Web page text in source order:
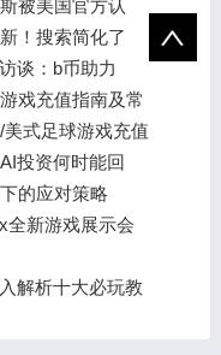
被美国官方认
！搜索简化了
谈：b币助力
戏充值指南及常
式足球游戏充值
投资何时能回
的应对策略
全新游戏展示会
解析十大必玩教